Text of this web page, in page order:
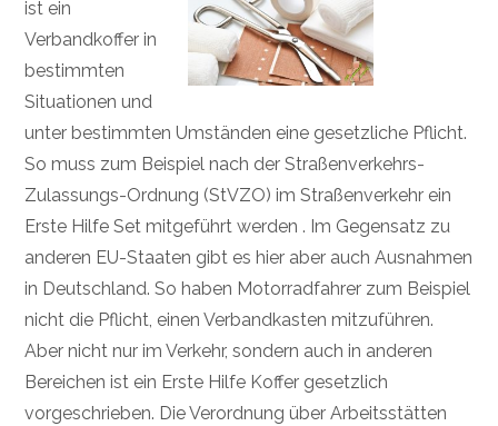
ist ein
Verbandkoffer in
bestimmten
Situationen und
unter bestimmten Umständen eine gesetzliche Pflicht.
So muss zum Beispiel nach der Straßenverkehrs-
Zulassungs-Ordnung (StVZO) im Straßenverkehr ein
Erste Hilfe Set mitgeführt werden. Im Gegensatz zu
anderen EU-Staaten gibt es hier aber auch Ausnahmen
in Deutschland. So haben Motorradfahrer zum Beispiel
nicht die Pflicht, einen Verbandkasten mitzuführen.
Aber nicht nur im Verkehr, sondern auch in anderen
Bereichen ist ein Erste Hilfe Koffer gesetzlich
vorgeschrieben. Die Verordnung über Arbeitsstätten